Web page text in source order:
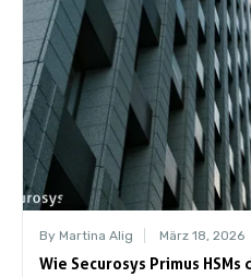
By Martina Alig März 18, 2026
Wie Securosys Primus